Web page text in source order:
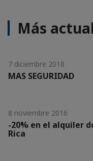
Más
7 diciembre 2018
MAS SEGURIDAD
8 noviembre 2016
-20% en el alquiler
Rica